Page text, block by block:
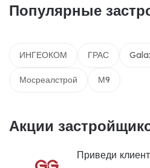
Популярные
ИНГЕОКОМ ГРАС
Мосреалстрой М9
Акции
Приведи